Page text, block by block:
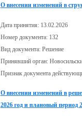
О внесении изменений в
Дата принятия: 13.02.2026
Номер документа: 132
Вид документа: Решение
Принявший орган:
Признак документа
О внесении изменений в
2026 год и плановый период